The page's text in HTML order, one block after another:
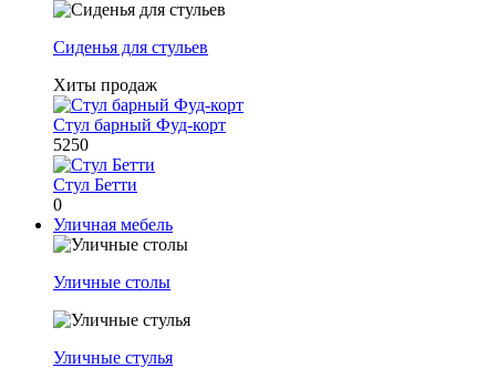
Сиденья для стульев
Хиты продаж
Стул барный Фуд-корт
5250
Стул Бетти
0
Уличная мебель
Уличные столы
Уличные стулья